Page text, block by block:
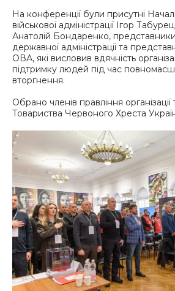
На конференції були присутні
військової адміністрації Ігор
Анатолій Бондаренко,
державної адміністрації та
ОВА, які висловив вдячність
підтримку людей під час
вторгнення.
Обрано членів правління організації
Товариства Червоного Хреста